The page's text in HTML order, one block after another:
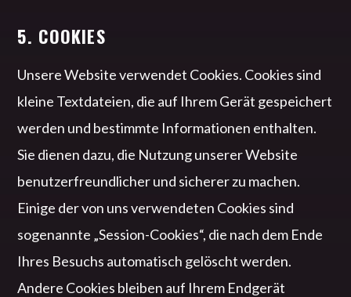
5. COOKIES
Unsere Website verwendet Cookies. Cookies sind
kleine Textdateien, die auf Ihrem Gerät gespeichert
werden und bestimmte Informationen enthalten.
Sie dienen dazu, die Nutzung unserer Website
benutzerfreundlicher und sicherer zu machen.
Einige der von uns verwendeten Cookies sind
sogenannte „Session-Cookies“, die nach dem Ende
Ihres Besuchs automatisch gelöscht werden.
Andere Cookies bleiben auf Ihrem Endgerät